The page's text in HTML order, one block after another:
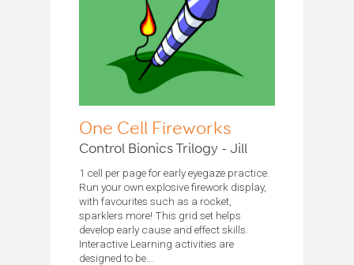
One Cell Fireworks
Control Bionics Trilogy - Jill
1 cell per page for early eyegaze practice.
Run your own explosive firework display,
with favourites such as a rocket,
sparklers more! This grid set helps
develop early cause and effect skills.
Interactive Learning activities are
designed to be...